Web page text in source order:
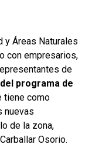
y Áreas Naturales
con empresarios,
de
programa de
tiene como
nuevas
de la zona,
Osorio.